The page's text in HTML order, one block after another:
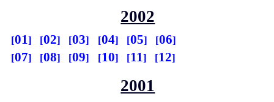
2002
01 02 03 04 05
06
07
08 09 10 11 12
2001